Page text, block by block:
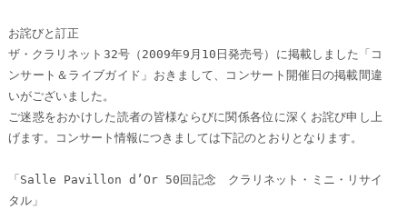
お詫びと訂正
ザ・クラリネット32号（2009年9月10日発売号）に掲載しました「コ
ンサート＆ライブガイド」おきまして、コンサート開催日の掲載間違
いがございました。
ご迷惑をおかけした読者の皆様ならびに関係各位に深くお詫び申し上
げます。コンサート情報につきましては下記のとおりとなります。
「Salle Pavillon d’Or 50回記念 クラリネット・ミニ・リサイ
タル」